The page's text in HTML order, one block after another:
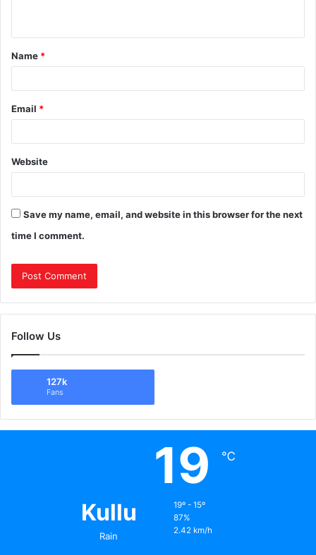
Name *
Email *
Website
Save my name, email, and website in this browser for the next
time I comment.
Follow Us
127k
Fans
Kullu
Rain
19 ℃
19º - 15º
87%
2.42 km/h